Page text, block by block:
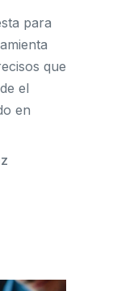
para
que
el
en